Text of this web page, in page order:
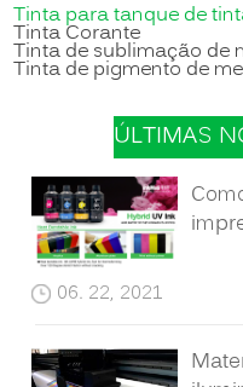
Tinta para tanque de
Tinta Corante
Tinta de sublimação de
Tinta de pigmento de
ÚLTIMAS
06. 22, 2021